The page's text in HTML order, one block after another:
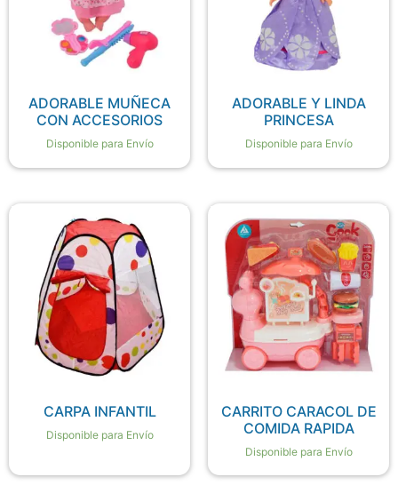
ADORABLE MUÑECA
CON ACCESORIOS
Disponible para Envío
ADORABLE Y LINDA
PRINCESA
Disponible para Envío
CARPA INFANTIL
Disponible para Envío
CARRITO CARACOL DE
COMIDA RAPIDA
Disponible para Envío